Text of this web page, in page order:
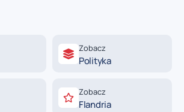
Zobacz
Polityka
Zobacz
Flandria